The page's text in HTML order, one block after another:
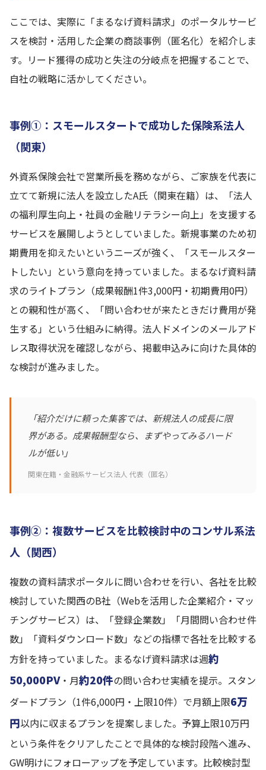
ここでは、実際に「まるなげ資料請求」のポータルサービ
スを検討・活用した企業の商談事例（匿名化）を紹介しま
す。リード獲得の成功と失注の分岐点を把握することで、
自社の戦略に活かしてください。
事例①：スモールスタートで成功した保険系法人
（関東）
外資系保険会社で営業所長を務めながら、ご家族を代表に
立てて新規に法人を設立したA氏（関東在籍）は、「法人
の福利厚生向上・社員の金融リテラシー向上」を支援する
サービスを展開しようとしていました。新規事業のため初
期費用を抑えたいというニーズが強く、「スモールスター
トしたい」という意向を持っていました。まるなげ資料請
求のライトプラン（成果報酬1件3,000円・初期費用0円）
との親和性が高く、「問い合わせが来たときだけ費用が発
生する」という仕組みに納得。法人ドメインのメールアド
レス取得状況を確認しながら、掲載申込みに向けた具体的
な検討が進みました。
「紹介だけに頼った集客では、新規法人の成長に限
界がある。成果報酬型なら、まずやってみるハード
ルが低い」
関東在籍・金融系サービス法人 代表（匿名）
事例②：複数サービスを比較検討中のコンサル系法
人（関西）
複数の資料請求ポータルに問い合わせを行い、各社を比較
検討していた関西のB社（Webを活用した企業紹介・マッ
チングサービス）は、「登録企業数」「月間問い合わせ件
数」「資料ダウンロード数」などの指標で各社を比較する
方針を持っていました。まるなげ資料請求は週約
50,000PV・月約20件の問い合わせ実績を提示。スタン
ダードプラン（1件6,000円・上限10件）で月額上限6万
円以内に収まるプランを提案しました。予算上限10万円
という条件をクリアしたことで具体的な検討段階へ進み、
GW明けにフォローアップを予定しています。比較検討型